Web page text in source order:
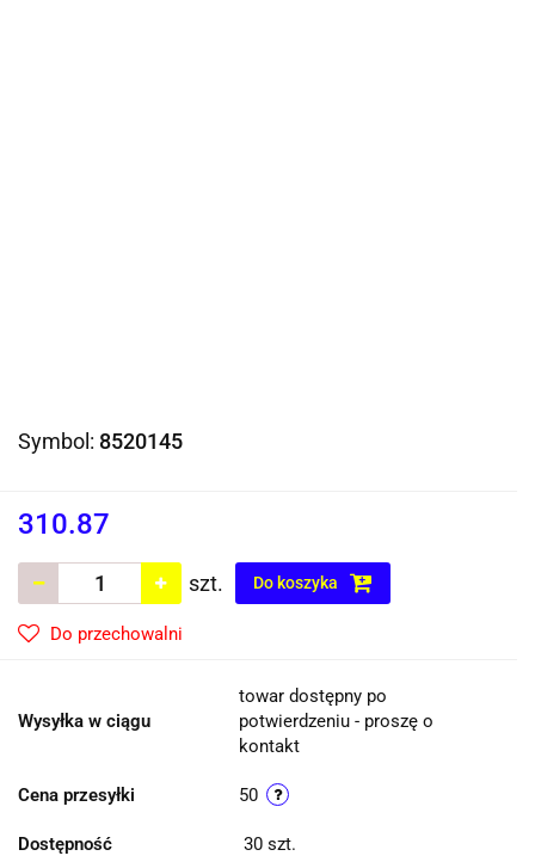
Symbol: 8520145
310.87
szt. Do koszyka
Do przechowalni
Wysyłka w ciągu
towar dostępny po
potwierdzeniu - proszę o
kontakt
Cena przesyłki 50
Dostępność 30 szt.